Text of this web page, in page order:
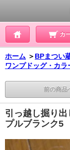
カ
ホーム ＞ BPまつい
ワンプドッグ・カ
前の商品
引っ越し掘り
プルブランク5